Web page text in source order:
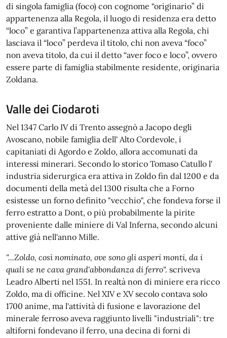
di singola famiglia (foco) con cognome “originario” di
appartenenza alla Regola, il luogo di residenza era detto
“loco” e garantiva l’appartenenza attiva alla Regola, chi
lasciava il “loco” perdeva il titolo, chi non aveva “foco”
non aveva titolo, da cui il detto “aver foco e loco”, ovvero
essere parte di famiglia stabilmente residente, originaria
Zoldana.
Valle dei Ciodaroti
Nel 1347 Carlo IV di Trento assegnò a Jacopo degli
Avoscano, nobile famiglia dell' Alto Cordevole, i
capitaniati di Agordo e Zoldo, allora accomunati da
interessi minerari. Secondo lo storico Tomaso Catullo l'
industria siderurgica era attiva in Zoldo fin dal 1200 e da
documenti della metà del 1300 risulta che a Forno
esistesse un forno definito "vecchio", che fondeva forse il
ferro estratto a Dont, o più probabilmente la pirite
proveniente dalle miniere di Val Inferna, secondo alcuni
attive già nell'anno Mille.
"...Zoldo, così nominato, ove sono gli asperi monti, da i
quali se ne cava grand'abbondanza di ferro". scriveva
Leadro Alberti nel 1551. In realtà non di miniere era ricco
Zoldo, ma di officine. Nel XIV e XV secolo contava solo
1700 anime, ma l'attività di fusione e lavorazione del
minerale ferroso aveva raggiunto livelli "industriali": tre
altiforni fondevano il ferro, una decina di forni di